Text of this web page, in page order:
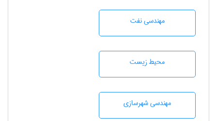
مهندسی نفت
محيط زيست
مهندسی شهرسازی